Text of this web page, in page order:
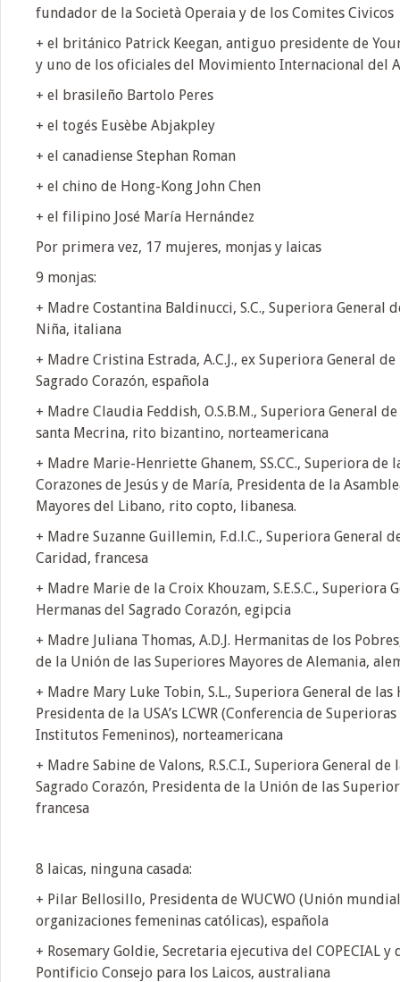
fundador de la Società Operaia y de los Comites Civicos
+ el británico Patrick Keegan, antiguo presidente de
y uno de los oficiales del Movimiento Internacional del
+ el brasileño Bartolo Peres
+ el togés Eusèbe Abjakpley
+ el canadiense Stephan Roman
+ el chino de Hong-Kong John Chen
+ el filipino José María Hernández
Por primera vez, 17 mujeres, monjas y laicas
9 monjas:
+ Madre Costantina Baldinucci, S.C., Superiora General
Niña, italiana
+ Madre Cristina Estrada, A.C.J., ex Superiora General
Sagrado Corazón, española
+ Madre Claudia Feddish, O.S.B.M., Superiora General
santa Mecrina, rito bizantino, norteamericana
+ Madre Marie-Henriette Ghanem, SS.CC., Superiora de
Corazones de Jesús y de María, Presidenta de la
Mayores del Libano, rito copto, libanesa.
+ Madre Suzanne Guillemin, F.d.l.C., Superiora General
Caridad, francesa
+ Madre Marie de la Croix Khouzam, S.E.S.C., Superiora
Hermanas del Sagrado Corazón, egipcia
+ Madre Juliana Thomas, A.D.J. Hermanitas de los
de la Unión de las Superiores Mayores de Alemania,
+ Madre Mary Luke Tobin, S.L., Superiora General de
Presidenta de la USA’s LCWR (Conferencia de
Institutos Femeninos), norteamericana
+ Madre Sabine de Valons, R.S.C.I., Superiora General de
Sagrado Corazón, Presidenta de la Unión de las
francesa
8 laicas, ninguna casada:
+ Pilar Bellosillo, Presidenta de WUCWO (Unión
organizaciones femeninas católicas), española
+ Rosemary Goldie, Secretaria ejecutiva del COPECIAL
Pontificio Consejo para los Laicos, australiana